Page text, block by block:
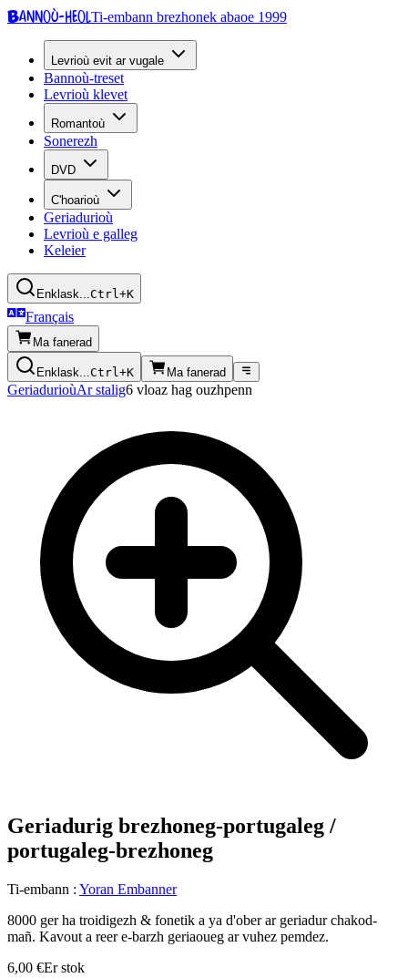
Bannoù-heolTi-embann brezhonek abaoe 1999
Levrioù evit ar vugale
Bannoù-treset
Levrioù klevet
Romantoù
Sonerezh
DVD
C'hoarioù
Geriadurioù
Levrioù e galleg
Keleier
Enklask...Ctrl+K
Français
Ma fanerad
Enklask...Ctrl+K Ma fanerad
GeriadurioùAr stalig6 vloaz hag ouzhpenn
Geriadurig brezhoneg-portugaleg /
portugaleg-brezhoneg
Ti-embann : Yoran Embanner
8000 ger ha troidigezh & fonetik a ya d'ober ar geriadur chakod-
mañ. Kavout a reer e-barzh geriaoueg ar vuhez pemdez.
6,00 €Er stok